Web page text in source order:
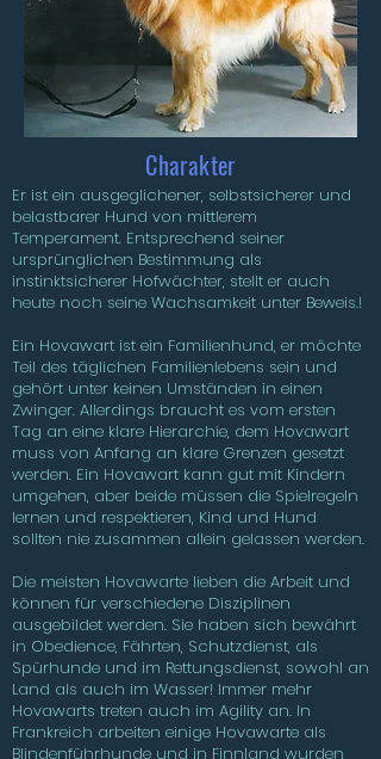
Charakter
Er ist ein ausgeglichener, selbstsicherer und
belastbarer Hund von mittlerem
Temperament. Entsprechend seiner
ursprünglichen Bestimmung als
instinktsicherer Hofwächter, stellt er auch
heute noch seine Wachsamkeit unter Beweis.!
Ein Hovawart ist ein Familienhund, er möchte
Teil des täglichen Familienlebens sein und
gehört unter keinen Umständen in einen
Zwinger. Allerdings braucht es vom ersten
Tag an eine klare Hierarchie, dem Hovawart
muss von Anfang an klare Grenzen gesetzt
werden. Ein Hovawart kann gut mit Kindern
umgehen, aber beide müssen die Spielregeln
lernen und respektieren, Kind und Hund
sollten nie zusammen allein gelassen werden.
Die meisten Hovawarte lieben die Arbeit und
können für verschiedene Disziplinen
ausgebildet werden. Sie haben sich bewährt
in Obedience, Fährten, Schutzdienst, als
Spürhunde und im Rettungsdienst, sowohl an
Land als auch im Wasser! Immer mehr
Hovawarts treten auch im Agility an. In
Frankreich arbeiten einige Hovawarte als
Blindenführhunde und in Finnland wurden